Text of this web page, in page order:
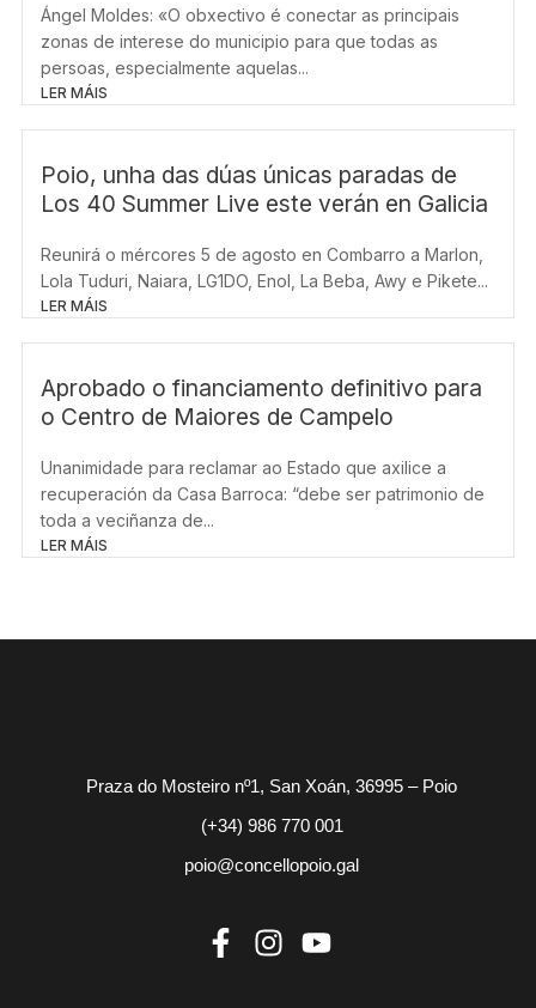
Ángel Moldes: «O obxectivo é conectar as principais
zonas de interese do municipio para que todas as
persoas, especialmente aquelas...
LER MÁIS
Poio, unha das dúas únicas paradas de
Los 40 Summer Live este verán en Galicia
Reunirá o mércores 5 de agosto en Combarro a Marlon,
Lola Tuduri, Naiara, LG1DO, Enol, La Beba, Awy e Pikete...
LER MÁIS
Aprobado o financiamento definitivo para
o Centro de Maiores de Campelo
Unanimidade para reclamar ao Estado que axilice a
recuperación da Casa Barroca: “debe ser patrimonio de
toda a veciñanza de...
LER MÁIS
Praza do Mosteiro nº1, San Xoán, 36995 – Poio
(+34) 986 770 001
poio@concellopoio.gal